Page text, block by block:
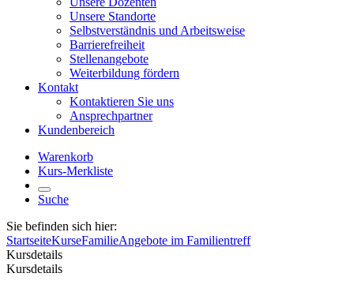
Unsere Standorte
Selbstverständnis und Arbeitsweise
Barrierefreiheit
Stellenangebote
Weiterbildung fördern
Kontakt
Kontaktieren Sie uns
Ansprechpartner
Kundenbereich
Warenkorb
Kurs-Merkliste
Suche
Sie befinden sich hier:
StartseiteKurseFamilieAngebote im Familientreff
Kursdetails
Kursdetails